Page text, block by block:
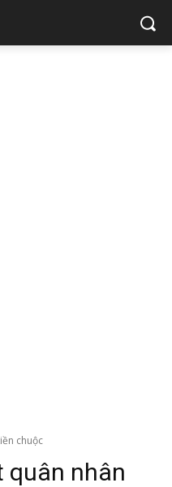
chuộc
quân nhân